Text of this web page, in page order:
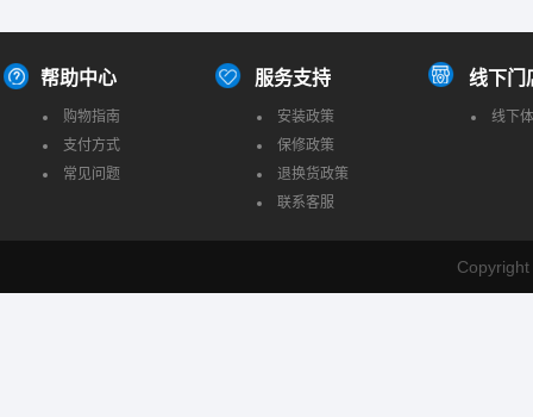
帮助中心
购物指南
支付方式
常见问题
服务支持
安装政策
保修政策
退换货政策
联系客服
线下门
线下